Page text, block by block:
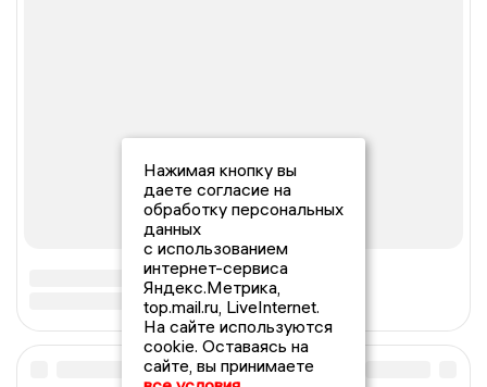
Нажимая кнопку вы
даете согласие на
обработку персональных
данных
с использованием
интернет-сервиса
Яндекс.Метрика,
top.mail.ru, LiveInternet.
На сайте используются
cookie. Оставаясь на
сайте, вы принимаете